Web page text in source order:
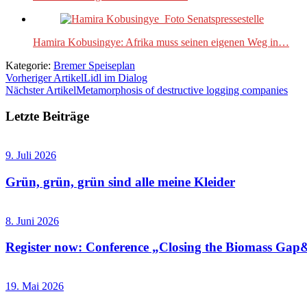
Hamira Kobusingye: Afrika muss seinen eigenen Weg in…
Kategorie: Bremer Speiseplan
Vorheriger ArtikelLidl im Dialog
Nächster ArtikelMetamorphosis of destructive logging companies
Letzte Beiträge
9. Juli 2026
Grün, grün, grün sind alle meine Kleider
8. Juni 2026
Register now: Conference „Closing the Biomass
19. Mai 2026